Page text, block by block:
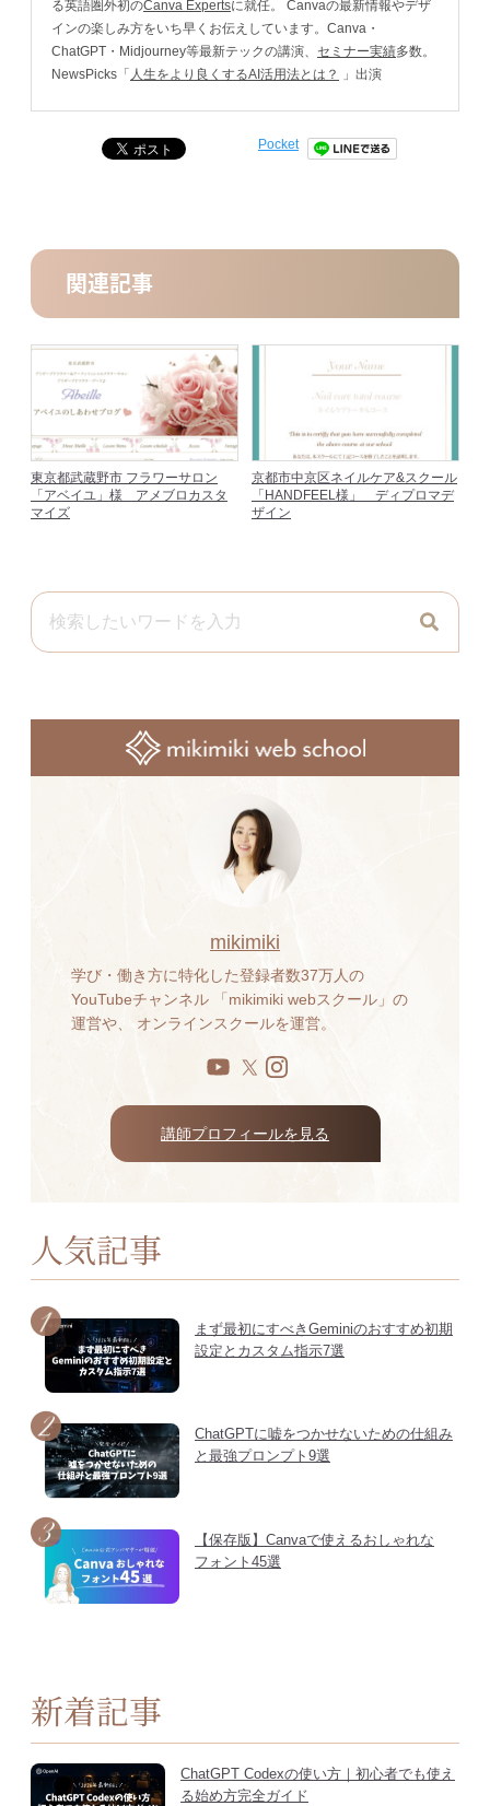
る英語圏外初のCanva Expertsに就任。 Canvaの最新情報やデザ
インの楽しみ方をいち早くお伝えしています。Canva・
ChatGPT・Midjourney等最新テックの講演、 セミナー実績多数。
NewsPicks「 人生をより良くするAI活用法とは？ 」出演
Pocket
関連記事
東京都武蔵野市 フラワーサロン
「アベイユ」様 アメブロカスタ
マイズ
京都市中京区ネイルケア&スクール
「HANDFEEL様」 ディプロマデ
ザイン
mikimiki
学び・働き方に特化した登録者数37万人の
YouTubeチャンネル 「mikimiki webスクール」の
運営や、 オンラインスクールを運営。
講師プロフィールを見る
人気記事
まず最初にすべきGeminiのおすすめ初期
設定とカスタム指示7選
ChatGPTに嘘をつかせないための仕組み
と最強プロンプト9選
【保存版】Canvaで使えるおしゃれな
フォント45選
新着記事
ChatGPT Codexの使い方｜初心者でも使え
る始め方完全ガイド